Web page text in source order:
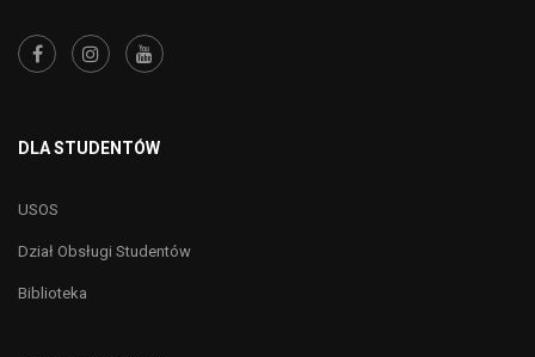
DLA STUDENTÓW
USOS
Dział Obsługi Studentów
Biblioteka